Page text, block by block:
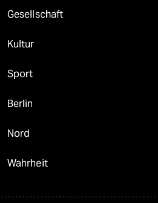
Gesellschaft
Kultur
Sport
Berlin
Nord
Wahrheit